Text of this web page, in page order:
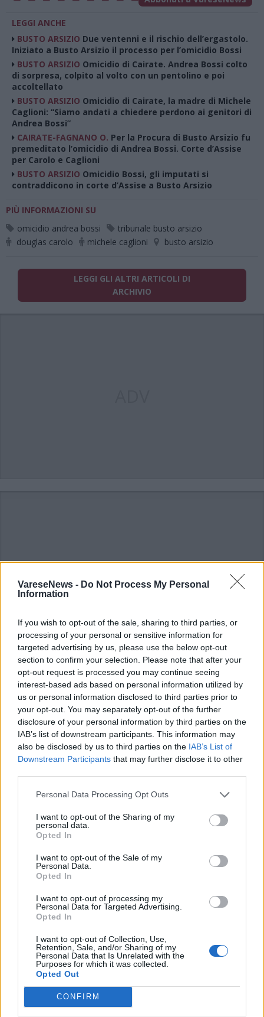
VareseNews - Do Not Process My Personal
Information
If you wish to opt-out of the sale, sharing to third parties, or
processing of your personal or sensitive information for
targeted advertising by us, please use the below opt-out
section to confirm your selection. Please note that after your
opt-out request is processed you may continue seeing
interest-based ads based on personal information utilized by
us or personal information disclosed to third parties prior to
your opt-out. You may separately opt-out of the further
disclosure of your personal information by third parties on the
IAB’s list of downstream participants. This information may
also be disclosed by us to third parties on the IAB’s List of
Downstream Participants that may further disclose it to other
Personal Data Processing Opt Outs
I want to opt-out of the Sharing of my
personal data.
Opted In
I want to opt-out of the Sale of my
Personal Data.
Opted In
I want to opt-out of processing my
Personal Data for Targeted Advertising.
Opted In
I want to opt-out of Collection, Use,
Retention, Sale, and/or Sharing of my
Personal Data that Is Unrelated with the
Purposes for which it was collected.
Opted Out
CONFIRM
LEGGI ANCHE
BUSTO ARSIZIO Due ventenni e il rischio dell’ergastolo.
Iniziato a Busto Arsizio il processo per l’omicidio Bossi
BUSTO ARSIZIO Omicidio di Cairate. Andrea Bossi colto
di sorpresa, colpito al volto con un pentolino e poi
accoltellato
BUSTO ARSIZIO Omicidio di Cairate, la madre di Michele
Caglioni: “Siamo andati a chiedere perdono ai genitori di
Andrea Bossi”
CAIRATE-FAGNANO O. Per la Procura di Busto Arsizio fu
premeditato l’omicidio di Andrea Bossi. Corte d’Assise
per Carolo e Caglioni
BUSTO ARSIZIO Omicidio Bossi, gli imputati si
contraddicono in corte d’Assise a Busto Arsizio
PIÙ INFORMAZIONI SU
omicidio andrea bossi
tribunale busto arsizio
douglas carolo
michele caglioni busto arsizio
LEGGI GLI ALTRI ARTICOLI DI
ARCHIVIO
Commenti
Accedio registratiper commentare questo
articolo.
L'email è richiesta ma non verrà mostrata ai visitatori. Il contenuto di questo
commento esprime il pensiero dell'autore e non rappresenta la linea editoriale
di VareseNews.it, che rimane autonoma e indipendente. I messaggi inclusi nei
commenti non sono testi giornalistici, ma post inviati dai singoli lettori che
possono essere automaticamente pubblicati senza filtro preventivo. I commenti
che includano uno o più link a siti esterni verranno rimossi in automatico dal
ALTRE NOTIZIE DI BUSTO ARSIZIO